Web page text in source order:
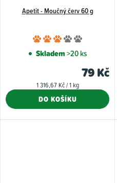
Apetit - Moučný červ 60 g
Průměrné
hodnocení
je
3,0
Skladem>20 ks
79 Kč
Měrná
1 316,67 Kč / 1 kg
DO KOŠÍKU